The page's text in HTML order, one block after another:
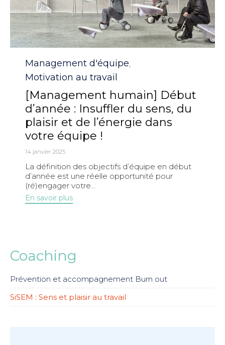
Category
Management d'équipe,
Motivation au travail
[Management humain] Début
d’année : Insuffler du sens, du
plaisir et de l’énergie dans
votre équipe !
14 janvier 2025
La définition des objectifs d’équipe en début
d’année est une réelle opportunité pour
(ré)engager votre...
En savoir plus
Coaching
Prévention et accompagnement Burn out
SiSEM : Sens et plaisir au travail